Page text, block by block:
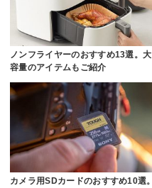
ノンフライヤーのおすすめ13選。大
容量のアイテムもご紹介
カメラ用SDカードのおすすめ10選。